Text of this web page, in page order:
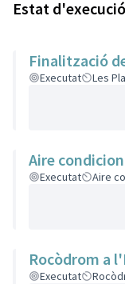
Estat
Finalització
Executat Les
Aire
Executat Aire
Rocòdrom a
Executat